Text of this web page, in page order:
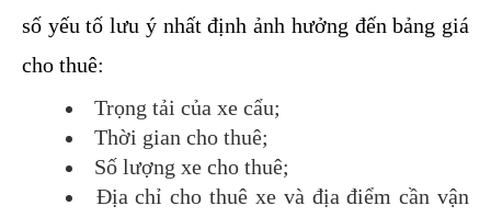
số yếu tố lưu ý nhất định ảnh hưởng đến bảng giá
cho thuê:
Trọng tải của xe cẩu;
Thời gian cho thuê;
Số lượng xe cho thuê;
Địa chỉ cho thuê xe và địa điểm cần vận